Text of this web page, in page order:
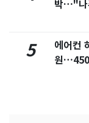
박…"나
5
에어컨
원